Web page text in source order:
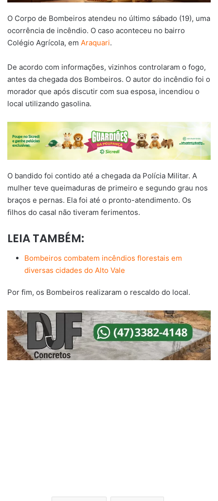
O Corpo de Bombeiros atendeu no último sábado (19), uma
ocorrência de incêndio. O caso aconteceu no bairro
Colégio Agrícola, em Araquari.
De acordo com informações, vizinhos controlaram o fogo,
antes da chegada dos Bombeiros. O autor do incêndio foi o
morador que após discutir com sua esposa, incendiou o
local utilizando gasolina.
O bandido foi contido até a chegada da Polícia Militar. A
mulher teve queimaduras de primeiro e segundo grau nos
braços e pernas. Ela foi até o pronto-atendimento. Os
filhos do casal não tiveram ferimentos.
LEIA TAMBÉM:
Bombeiros combatem incêndios florestais em
diversas cidades do Alto Vale
Por fim, os Bombeiros realizaram o rescaldo do local.